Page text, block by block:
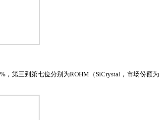
，第三到第七位分别为ROHM（SiCrystal，市场份额为